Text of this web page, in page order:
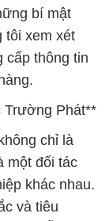
bí mật
tôi xem xét
cấp thông tin
Trường Phát**
chỉ là
một đối tác
khác nhau.
và tiêu